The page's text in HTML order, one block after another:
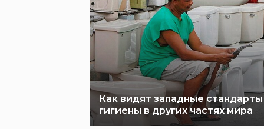
Как видят западные стандарты
гигиены в других частях мира